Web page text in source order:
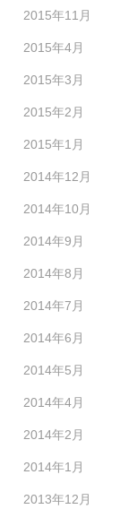
2015年11月
2015年4月
2015年3月
2015年2月
2015年1月
2014年12月
2014年10月
2014年9月
2014年8月
2014年7月
2014年6月
2014年5月
2014年4月
2014年2月
2014年1月
2013年12月